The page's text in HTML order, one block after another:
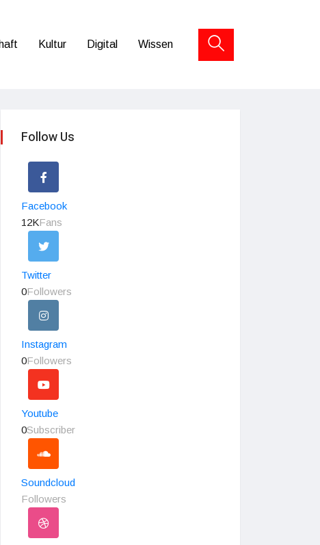
Kultur Digital Wissen
Follow Us
Facebook
12KFans
Twitter
0Followers
Instagram
0Followers
Youtube
0Subscriber
Soundcloud
Followers